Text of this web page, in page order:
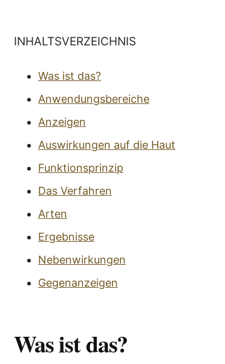
INHALTSVERZEICHNIS
Was ist das?
Anwendungsbereiche
Anzeigen
Auswirkungen auf die Haut
Funktionsprinzip
Das Verfahren
Arten
Ergebnisse
Nebenwirkungen
Gegenanzeigen
Was ist das?